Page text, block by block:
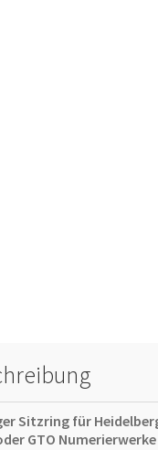
Sitzring für
GTO Numerierwerke